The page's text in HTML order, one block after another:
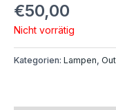
€50,00
Nicht vorrätig
Kategorien: Lampen,